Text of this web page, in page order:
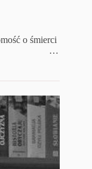
o śmierci
…